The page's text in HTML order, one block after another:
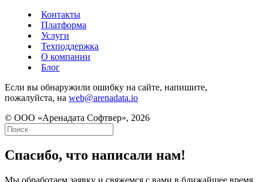
Контакты
Платформа
Услуги
Техподдержка
О компании
Блог
Если вы обнаружили ошибку на сайте, напишите,
пожалуйста, на web@arenadata.io
© ООО «Аренадата Софтвер», 2026
Спасибо, что написали нам!
Мы обработаем заявку и свяжемся с вами в ближайшее время.